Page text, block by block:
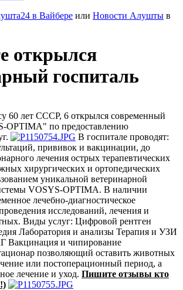
в Вайбере или Новости Алушты в
открылся
госпиталь
60 лет СССР, 6 открылся современный
OPTIMA" по предоставлению
В госпитале проводят:
прививок и вакцинации, до
лечения острых терапевтических
хирургических и ортопедических
уникальной ветеринарной
VOSYS-OPTIMA. В наличии
лечебно-диагностическое
исследований, лечения и
Виды услуг: Цифровой рентген
Лаборатория и анализы Терапия и УЗИ
Вакцинация и чипирование
позволяющий оставить животных
или постоперационный период, а
лечение и уход. Пишите отзывы кто